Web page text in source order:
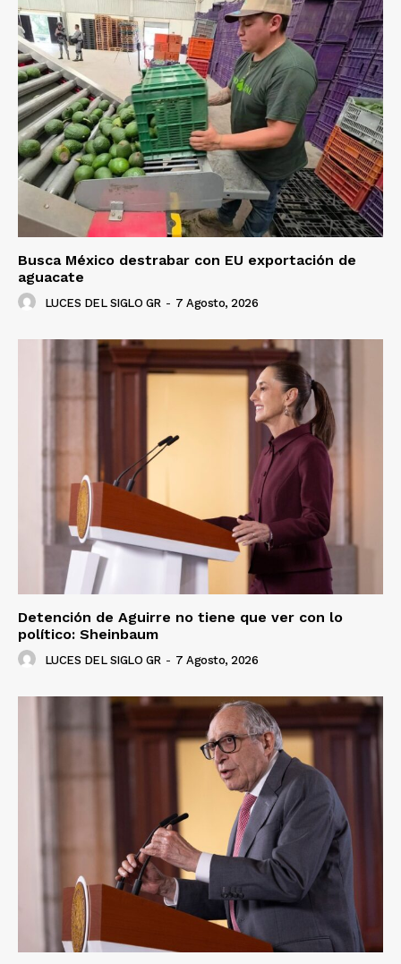
Busca México destrabar con EU exportación de
aguacate
LUCES DEL SIGLO GR - 7 Agosto, 2026
Detención de Aguirre no tiene que ver con lo
político: Sheinbaum
LUCES DEL SIGLO GR - 7 Agosto, 2026